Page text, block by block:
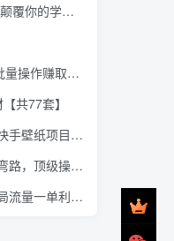
【十点课堂】知识管理训练营 颠覆你的学习观，21天打造终生受用的知识管理系统
软件问答日撸300，通过软件批量操作赚取佣金！
共77套】
零成本零门槛赚钱项目：抖音快手壁纸项目佛系玩法，一天变现500+【视频教程】
超实用！做抖音千万不要走的弯路，顶级操盘手导师毫无保留传授干货
最新百度截流之淘客玩法，布局流量一单利润可达300+【视频课程】